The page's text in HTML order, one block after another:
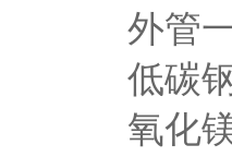
外管
低碳
氧化